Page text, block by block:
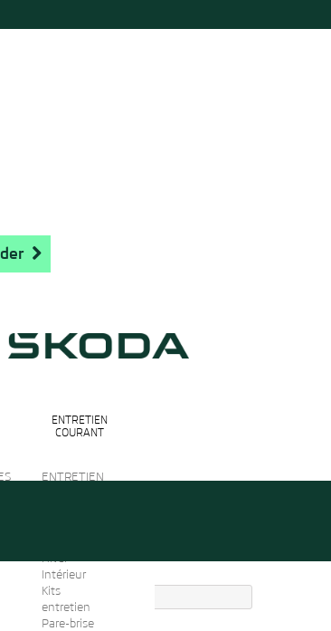
ENTRETIEN
COURANT
ENTRETIEN
Hiver
Intérieur
Kits
entretien
Pare-brise